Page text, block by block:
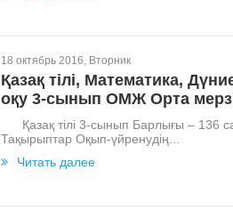
18 октябрь 2016, Вторник
Қазақ тілі, Математика,
оқу 3-сынып ОМЖ Орта
Қазақ тілі 3-сынып Барлығы – 136
Тақырыптар Оқып-үйренудің...
Читать далее